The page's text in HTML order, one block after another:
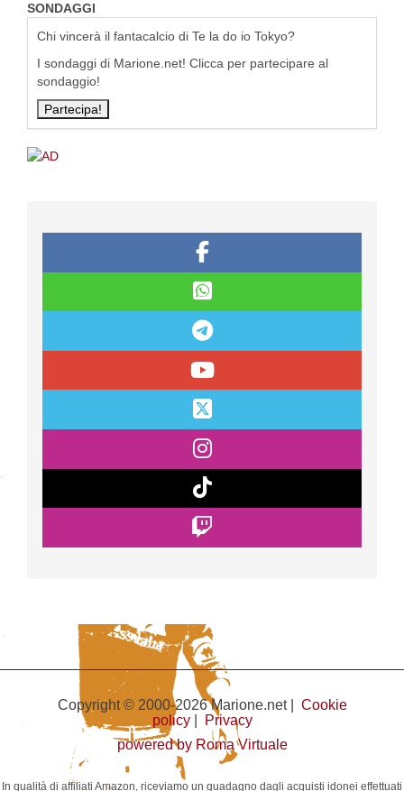
SONDAGGI
Chi vincerà il fantacalcio di Te la do io Tokyo?
I sondaggi di Marione.net! Clicca per partecipare al
sondaggio!
Copyright © 2000-2026 Marione.net | Cookie
policy|
Privacy
powered by Roma Virtuale
In qualità di affiliati Amazon, riceviamo un guadagno dagli acquisti idonei effettuati